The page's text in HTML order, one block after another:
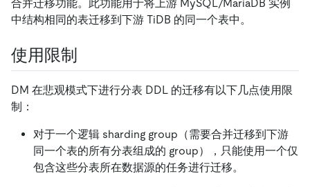
合并迁移功能。此功能用于将上游 MySQL/MariaDB 实例
中结构相同的表迁移到下游 TiDB 的同一个表中。
使用限制
DM 在悲观模式下进行分表 DDL 的迁移有以下几点使用限
制：
对于一个逻辑 sharding group（需要合并迁移到下游
同一个表的所有分表组成的 group），只能使用一个仅
包含这些分表所在数据源的任务进行迁移。